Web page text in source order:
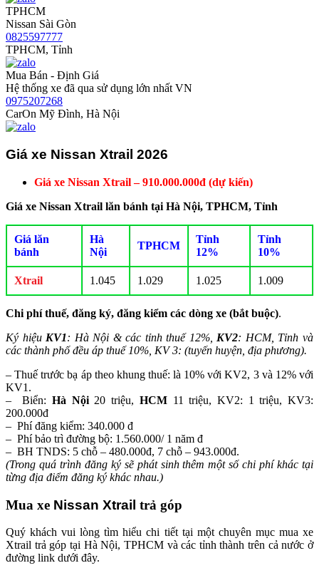
TPHCM
Nissan Sài Gòn
0825597777
TPHCM, Tỉnh
Mua Bán - Định Giá
Hệ thống xe đã qua sử dụng lớn nhất VN
0975207268
CarOn Mỹ Đình, Hà Nội
Giá xe Nissan Xtrail 2026
Giá xe Nissan Xtrail – 910.000.000đ (dự kiến)
Giá xe Nissan Xtrail lăn bánh tại Hà Nội, TPHCM, Tỉnh
Giá lăn
bánh
Hà
Nội
TPHCM
Tỉnh
12%
Tỉnh
10%
Xtrail 1.045 1.029 1.025 1.009
Chi phí thuế, đăng ký, đăng kiểm các dòng xe (bắt buộc).
Ký hiệu KV1: Hà Nội & các tỉnh thuế 12%, KV2: HCM, Tỉnh và
các thành phố đều áp thuế 10%, KV 3: (tuyến huyện, địa phương).
– Thuế trước bạ áp theo khung thuế: là 10% với KV2, 3 và 12% với
KV1.
– Biển:Hà Nội20 triệu, HCM11 triệu, KV2: 1 triệu, KV3:
200.000đ
– Phí đăng kiểm: 340.000 đ
– Phí bảo trì đường bộ: 1.560.000/ 1 năm đ
– BH TNDS: 5 chỗ – 480.000đ, 7 chỗ – 943.000đ.
(Trong quá trình đăng ký sẽ phát sinh thêm một số chi phí khác tại
từng địa điểm đăng ký khác nhau.)
Mua xe Nissan Xtrail trả góp
Quý khách vui lòng tìm hiểu chi tiết tại một chuyên mục mua xe
Xtrail trả góp tại Hà Nội, TPHCM và các tỉnh thành trên cả nước ở
đường link dưới đây.